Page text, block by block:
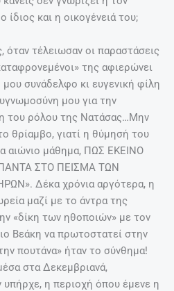
ίδιος και η οικογένειά του;
όταν τέλειωσαν οι παραστάσεις
της αφιερώνει
συνάδελφο κι ευγενική φίλη
μου για την
του ρόλου της Νατάσας…Μην
θρίαμβο, γιατί η θύμησή του
αιώνιο μάθημα, ΠΩΣ ΕΚΕΙΝΟ
ΣΤΟ ΠΕΙΣΜΑ ΤΩΝ
Δέκα χρόνια αργότερα, η
μαζί με το άντρα της
«δίκη των ηθοποιών» με τον
Βεάκη να πρωτοστατεί στην
πουτάνα» ήταν το σύνθημα!
στα Δεκεμβριανά,
υπήρχε, η περιοχή όπου έμενε η